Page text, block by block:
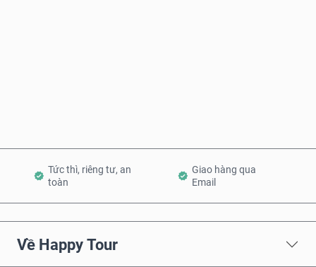
Tức thì, riêng tư, an
toàn
Giao hàng qua
Email
Về Happy Tour